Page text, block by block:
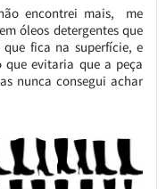
encontrei mais, me
óleos detergentes que
fica na superfície, e
evitaria que a peça
nunca consegui achar